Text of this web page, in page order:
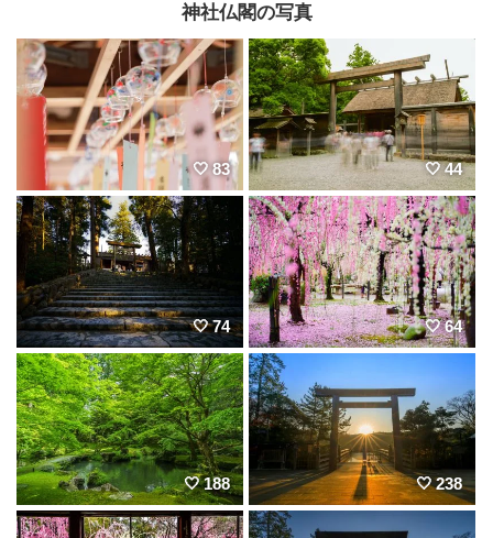
神社仏閣の写真
83 44
74 64
188 238